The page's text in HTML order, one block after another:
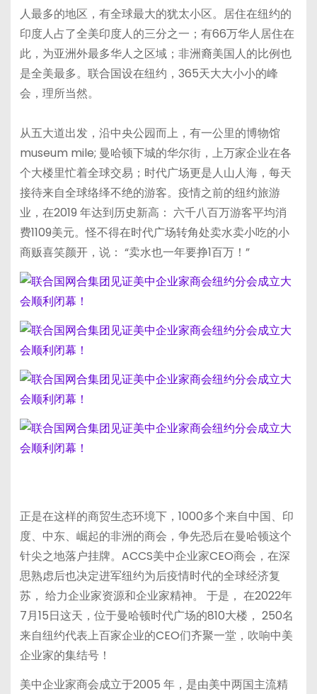
人最多的地区，有全球最大的犹太小区。居住在纽约的
印度人占了全美印度人的三分之一；有66万华人居住在
此，为亚洲外最多华人之区域；非洲裔美国人的比例也
是全美最多。联合国设在纽约，365天大大小小的峰
会，理所当然。
从五大道出发，沿中央公园而上，有一公里的博物馆
museum mile; 曼哈顿下城的华尔街，上万家企业在各
个大楼里忙着全球交易；时代广场更是人山人海，每天
接待来自全球络绎不绝的游客。疫情之前的纽约旅游
业，在2019 年达到历史新高： 六千八百万游客平均消
费1109美元。怪不得在时代广场转角处卖水卖小吃的小
商贩喜笑颜开，说： “卖水也一年要挣1百万！”
正是在这样的商贸生态环境下，1000多个来自中国、印
度、中东、崛起的非洲的商会，争先恐后在曼哈顿这个
针尖之地落户挂牌。ACCS美中企业家CEO商会，在深
思熟虑后也决定进军纽约为后疫情时代的全球经济复
苏， 给力企业家资源和企业家精神。 于是， 在2022年
7月15日这天，位于曼哈顿时代广场的810大楼， 250名
来自纽约代表上百家企业的CEO们齐聚一堂，吹响中美
企业家的集结号！
美中企业家商会成立于2005 年，是由美中两国主流精